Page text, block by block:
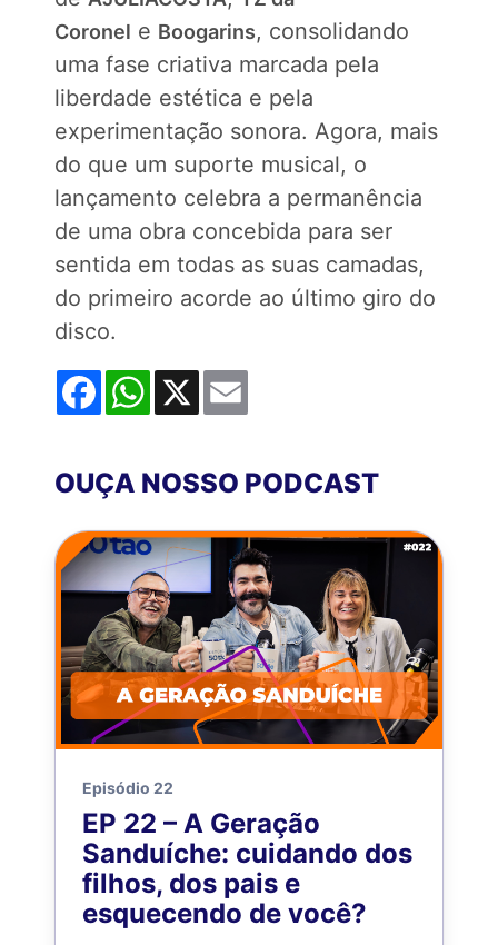
Coronel e Boogarins, consolidando
uma fase criativa marcada pela
liberdade estética e pela
experimentação sonora. Agora, mais
do que um suporte musical, o
lançamento celebra a permanência
de uma obra concebida para ser
sentida em todas as suas camadas,
do primeiro acorde ao último giro do
disco.
FacebookWhatsApp
X
OUÇA NOSSO PODCAST
Episódio 22
EP 22 – A Geração
Sanduíche: cuidando dos
filhos, dos pais e
esquecendo de você?